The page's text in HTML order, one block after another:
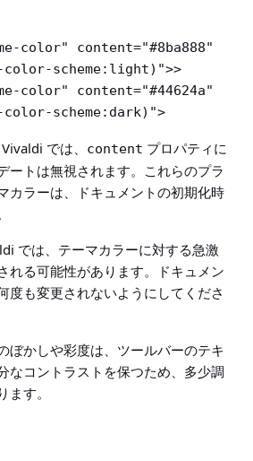
color" content="#8ba888"
color-scheme:light)">>
color" content="#44624a"
scheme:dark)">
では、 content プロパティに
ートは無視されます。これらのプラ
カラーは、ドキュメントの初期化時
では、テーマカラーに対する急激
れる可能性があります。ドキュメン
度も変更されないようにしてくださ
ぼかしや彩度は、ツールバーのテキ
なコントラストを保つため、多少調
す。